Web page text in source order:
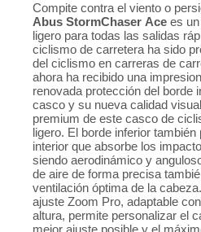
Compite contra el viento o
Abus StormChaser Ace es
ligero para todas las salidas
ciclismo de carretera ha sido
del ciclismo en carreras de
ahora ha recibido una
renovada protección del borde
casco y su nueva calidad
premium de este casco de
ligero. El borde inferior también
interior que absorbe los
siendo aerodinámico y
de aire de forma precisa
ventilación óptima de la
ajuste Zoom Pro, adaptable
altura, permite personalizar el
mejor ajuste posible y el